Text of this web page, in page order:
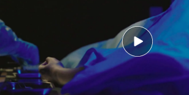
Es Carlos Suáres-Mira, juez
quien recuerda en esta entrega de
cómo encontraron el cuerpo de
cuando Delfín Feal dio el aviso y
resultado de la autopsia.